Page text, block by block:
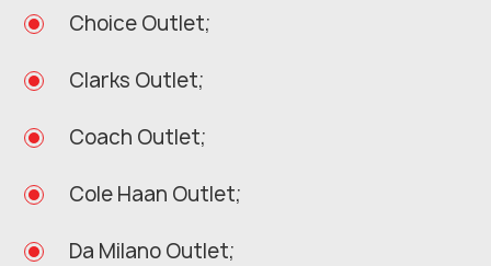
Choice Outlet;
Clarks Outlet;
Coach Outlet;
Cole Haan Outlet;
Da Milano Outlet;